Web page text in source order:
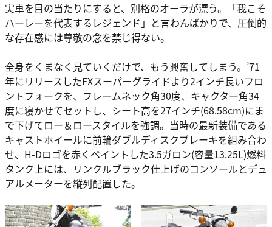
実車を目の当たりにすると、別格のオーラが漂う。「我こそ
ハーレーを代表するレジェンド」と言わんばかりで、圧倒的
な存在感には尊敬の念を禁じ得ない。
全身をくまなく見ていくだけで、もう興奮してしまう。’71
年にリリースしたFXスーパーグライドより2インチ長いフロ
ントフォークを、フレームネック角30度、キャクター角34
度に寝かせてセットし、シート高を27インチ(68.58cm)にま
で下げてロー＆ロースタイルを強調。当時の最新装備である
キャストホイールに前輪ダブルディスクブレーキを組み合わ
せ、H-Dロゴを赤くペイントした3.5ガロン(容量13.25L)燃料
タンク上には、リンクルブラック仕上げのコンソールとデュ
アルメーターを縦列配置した。